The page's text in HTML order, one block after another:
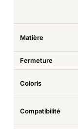
Matière
Fermeture
Coloris
Compatibilité